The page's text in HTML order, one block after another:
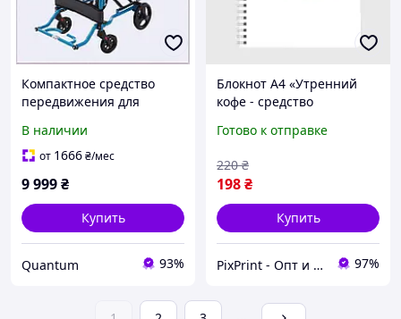
Компактное средство
передвижения для
743C31E11E
В наличии
от 1666₴/мес
9 999₴
Купить
Quantum 93%
Блокнот А4 «Утренний
кофе - средство
Готово к отправке
198₴
220 ₴
Купить
PixPrint - Опт и Розница 97%